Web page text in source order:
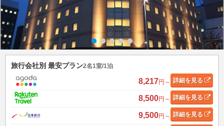
旅行会社別 最安プラン2名1室/1泊
8,217円～ 詳細を見る
8,500円～ 詳細を見る
9,500円～ 詳細を見る